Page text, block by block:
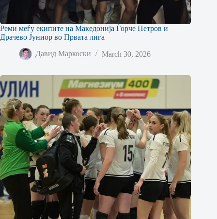
Реми меѓу екипите на Македонија Ѓорче Петров и
Драчево Јуниор во Првата лига
Давид Маркоски March 30, 2026